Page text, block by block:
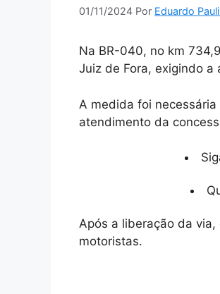
01/11/2024 Por Eduardo
Na BR-040, no km
Juiz de Fora, exigindo
A medida foi
atendimento da
Após a liberação da
motoristas.